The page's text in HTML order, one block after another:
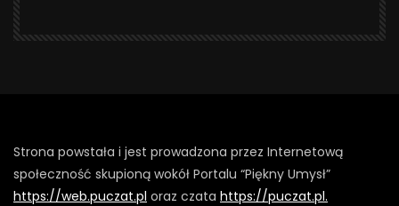
Strona powstała i jest prowadzona przez Internetową
społeczność skupioną wokół Portalu “Piękny Umysł”
https://web.puczat.pl oraz czata https://puczat.pl.